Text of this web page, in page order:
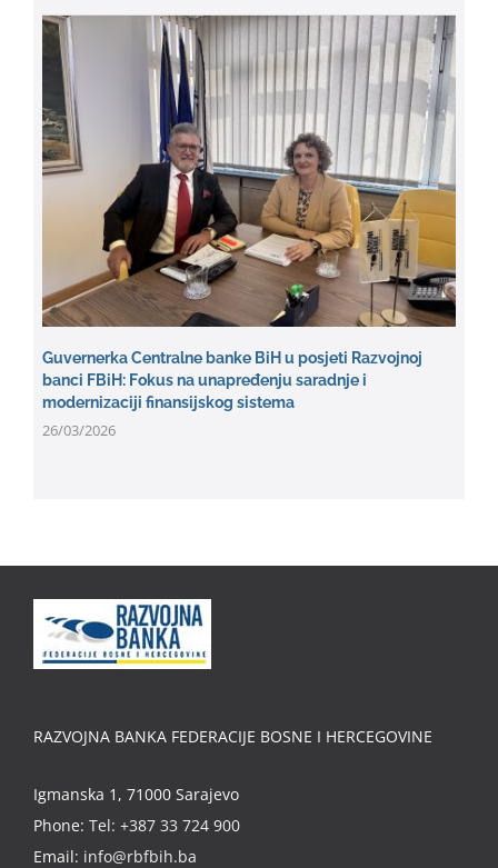
Guvernerka Centralne banke BiH u posjeti Razvojnoj
banci FBiH: Fokus na unapređenju saradnje i
modernizaciji finansijskog sistema
26/03/2026
RAZVOJNA BANKA FEDERACIJE BOSNE I HERCEGOVINE
Igmanska 1, 71000 Sarajevo
Phone: Tel: +387 33 724 900
Email: info@rbfbih.ba